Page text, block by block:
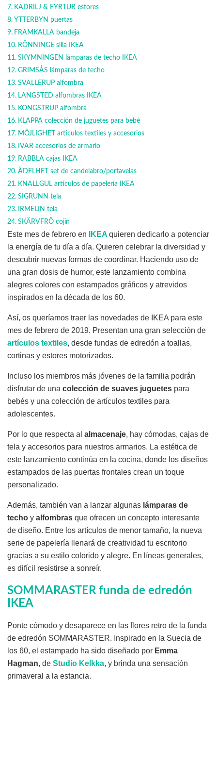
KADRILJ & FYRTUR estores
YTTERBYN puertas
FRAMKALLA bandeja
RÖNNINGE silla IKEA
SKYMNINGEN lámparas de techo IKEA
GRIMSÅS lámparas de techo
SVALLERUP alfombra
LANGSTED alfombras IKEA
KONGSTRUP alfombra
KLAPPA colección de juguetes para bebé
MÖJLIGHET artículos textiles y accesorios
IVAR accesorios de armario
RABBLA cajas IKEA
ÄDELHET set de candelabro/portavelas
KNALLGUL artículos de papelería IKEA
SIGRUNN tela
IRMELIN tela
SKÄRVFRÖ cojín
Este mes de febrero en IKEA quieren dedicarlo a potenciar
la energía de tu día a día. Quieren celebrar la diversidad y
descubrir nuevas formas de coordinar. Haciendo uso de
una gran dosis de humor, este lanzamiento combina
alegres colores con estampados gráficos y atrevidos
inspirados en la década de los 60.
Así, os queríamos traer las novedades de IKEA para este
mes de febrero de 2019. Presentan una gran selección de
artículos textiles, desde fundas de edredón a toallas,
cortinas y estores motorizados.
Incluso los miembros más jóvenes de la familia podrán
disfrutar de una colección de suaves juguetes para
bebés y una colección de artículos textiles para
adolescentes.
Por lo que respecta al almacenaje, hay cómodas, cajas de
tela y accesorios para nuestros armarios. La estética de
este lanzamiento continúa en la cocina, donde los diseños
estampados de las puertas frontales crean un toque
personalizado.
Además, también van a lanzar algunas lámparas de
techo y alfombras que ofrecen un concepto interesante
de diseño. Entre los artículos de menor tamaño, la nueva
serie de papelería llenará de creatividad tu escritorio
gracias a su estilo colorido y alegre. En líneas generales,
es difícil resistirse a sonreír.
SOMMARASTER funda de edredón
IKEA
Ponte cómodo y desaparece en las flores retro de la funda
de edredón SOMMARASTER. Inspirado en la Suecia de
los 60, el estampado ha sido diseñado por Emma
Hagman, de Studio Kelkka, y brinda una sensación
primaveral a la estancia.